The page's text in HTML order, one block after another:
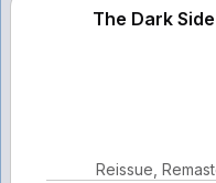
The Dark
Reissue,